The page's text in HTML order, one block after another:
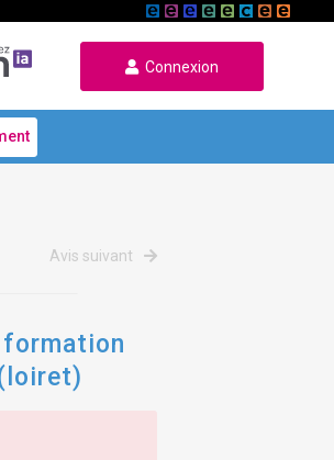
Connexion
Avis suivant